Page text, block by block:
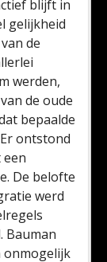
blijft in
gelijkheid
de
werden,
de oude
bepaalde
ontstond
De belofte
werd
Bauman
onmogelijk